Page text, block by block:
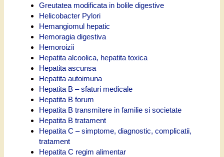
Greutatea modificata in bolile digestive
Helicobacter Pylori
Hemangiomul hepatic
Hemoragia digestiva
Hemoroizii
Hepatita alcoolica, hepatita toxica
Hepatita ascunsa
Hepatita autoimuna
Hepatita B – sfaturi medicale
Hepatita B forum
Hepatita B transmitere in familie si societate
Hepatita B tratament
Hepatita C – simptome, diagnostic, complicatii,
tratament
Hepatita C regim alimentar